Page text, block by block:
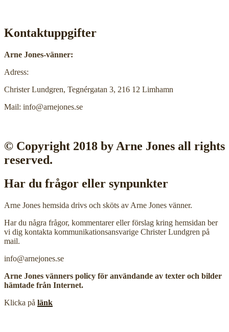
Kontaktuppgifter
Arne Jones-vänner:
Adress:
Christer Lundgren, Tegnérgatan 3, 216 12 Limhamn
Mail: info@arnejones.se
© Copyright 2018 by Arne Jones all rights
reserved.
Har du frågor eller synpunkter
Arne Jones hemsida drivs och sköts av Arne Jones vänner.
Har du några frågor, kommentarer eller förslag kring hemsidan ber
vi dig kontakta kommunikationsansvarige Christer Lundgren på
mail.
info@arnejones.se
Arne Jones vänners policy för användande av texter och bilder
hämtade från Internet.
Klicka på länk